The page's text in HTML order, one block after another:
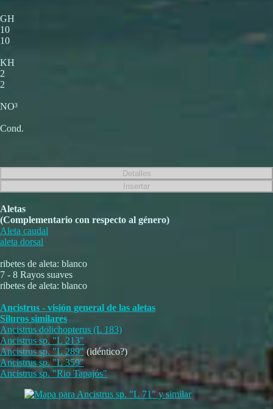
GH
10
10
KH
2
2
NO³
Cond.
Aletas
(Complementario con respecto al género)
Aleta caudal
aleta dorsal
ribetes de aleta: blanco
7 - 8 Rayos suaves
ribetes de aleta: blanco
Ancistrus - visión general de las aletas
Siluros similares
Ancistrus dolichopterus (L 183)
Ancistrus sp. "L 213"
Ancistrus sp. "L 289" (idéntico?)
Ancistrus sp. "L 359"
Ancistrus sp. "Rio Tapajós"